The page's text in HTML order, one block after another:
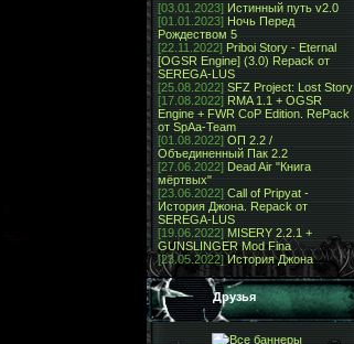
[03.01.2023] Истинный путь v2.0
[01.01.2023] Ночь Перед
Рождеством 5
[22.11.2022] Priboi Story - Eternal
[OGSR Engine] (3.0) Repack от
SEREGA-LUS
[25.08.2022] SFZ Project: Lost Story
[17.08.2022] RMA 1.1 + OGSR
Engine + FWR CoP Edition. RePack
от SpAa-Team
[01.08.2022] ОП 2.2 /
Объединенный Пак 2.2
[27.06.2022] Dead Air "Книга
мёртвых"
[23.06.2022] Call of Pripyat -
История Джона. Repack от
SEREGA-LUS
[19.06.2022] MISERY 2.2.1 +
GUNSLINGER Mod Fina
[23.05.2022]История Джона
Друзья